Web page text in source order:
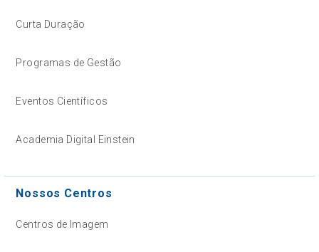
Curta Duração
Programas de Gestão
Eventos Científicos
Academia Digital Einstein
Nossos Centros
Centros de Imagem